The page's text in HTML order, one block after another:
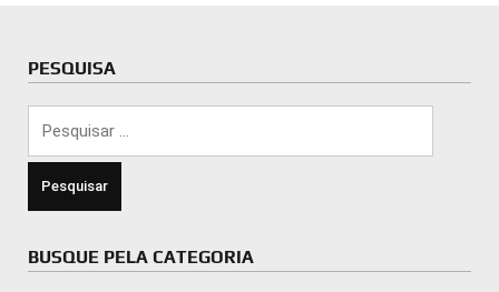
PESQUISA
BUSQUE PELA CATEGORIA